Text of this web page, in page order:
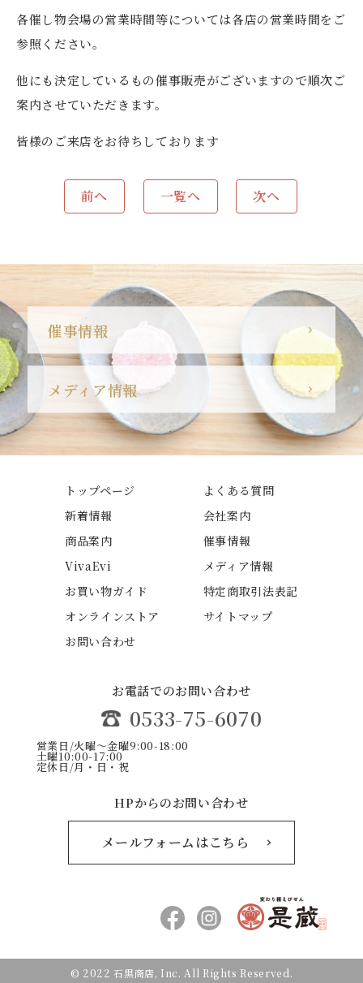
各催し物会場の営業時間等については各店の営業時間をご
参照ください。
他にも決定しているもの催事販売がございますので順次ご
案内させていただきます。
皆様のご来店をお待ちしております
前へ 一覧へ 次へ
催事情報
メディア情報
トップページ
新着情報
商品案内
VivaEvi
お買い物ガイド
オンラインストア
お問い合わせ
よくある質問
会社案内
催事情報
メディア情報
特定商取引法表記
サイトマップ
お電話でのお問い合わせ
0533-75-6070
営業日/火曜〜金曜9:00-18:00
土曜10:00-17:00
定休日/月・日・祝
HPからのお問い合わせ
メールフォームはこちら
© 2022 石黒商店, Inc. All Rights Reserved.